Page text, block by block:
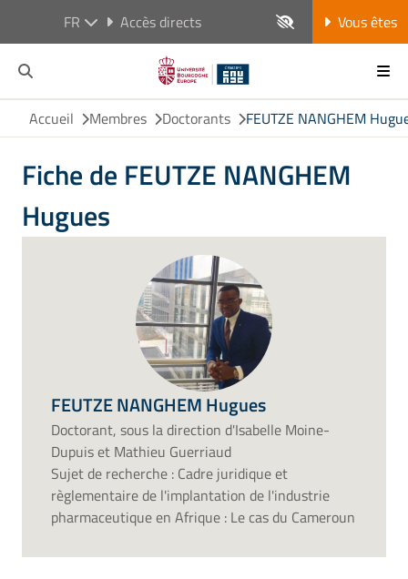
FR Accès directs Vous êtes
Accueil Membres Doctorants FEUTZE NANGHEM
Fiche de FEUTZE NANGHEM
Hugues
FEUTZE NANGHEM Hugues
Doctorant, sous la direction d'Isabelle Moine-
Dupuis et Mathieu Guerriaud
Sujet de recherche : Cadre juridique et
règlementaire de l'implantation de l'industrie
pharmaceutique en Afrique : Le cas du Cameroun